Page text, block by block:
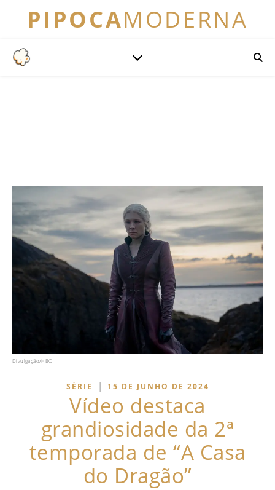
PIPOCAMODERNA
Divulgação/HBO
SÉRIE | 15 DE JUNHO DE 2024
Vídeo destaca
grandiosidade da 2ª
temporada de “A Casa
do Dragão”